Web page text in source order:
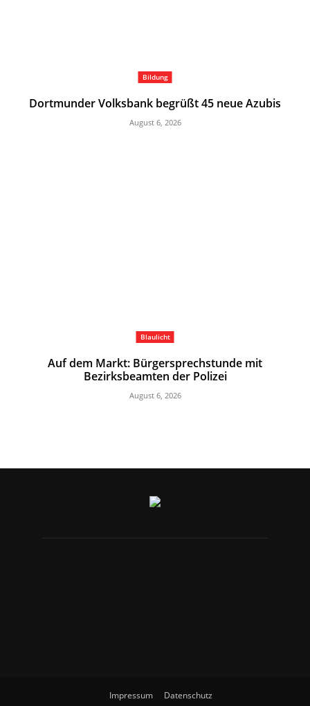
Bildung
Dortmunder Volksbank begrüßt 45 neue Azubis
August 6, 2026
Blaulicht
Auf dem Markt: Bürgersprechstunde mit
Bezirksbeamten der Polizei
August 6, 2026
Impressum Datenschutz